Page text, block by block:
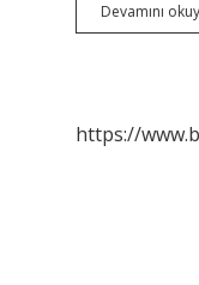
Devamını
https://